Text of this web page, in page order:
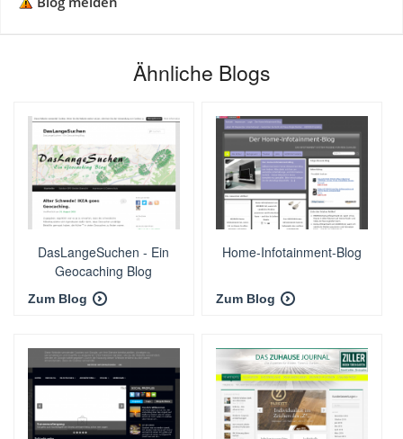
Ähnliche Blogs
DasLangeSuchen - Ein
Geocaching Blog
Zum Blog
Home-Infotainment-Blog
Zum Blog